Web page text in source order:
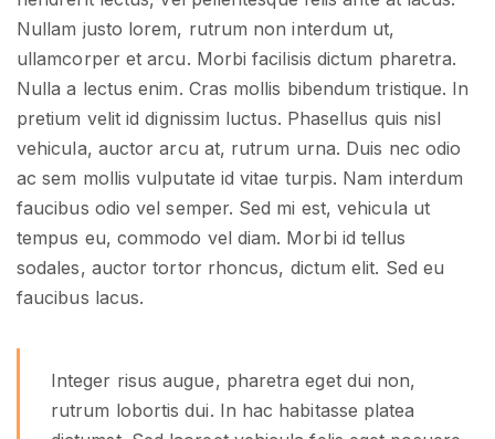
Nullam justo lorem, rutrum non interdum ut,
ullamcorper et arcu. Morbi facilisis dictum pharetra.
Nulla a lectus enim. Cras mollis bibendum tristique. In
pretium velit id dignissim luctus. Phasellus quis nisl
vehicula, auctor arcu at, rutrum urna. Duis nec odio
ac sem mollis vulputate id vitae turpis. Nam interdum
faucibus odio vel semper. Sed mi est, vehicula ut
tempus eu, commodo vel diam. Morbi id tellus
sodales, auctor tortor rhoncus, dictum elit. Sed eu
faucibus lacus.
Integer risus augue, pharetra eget dui non,
rutrum lobortis dui. In hac habitasse platea